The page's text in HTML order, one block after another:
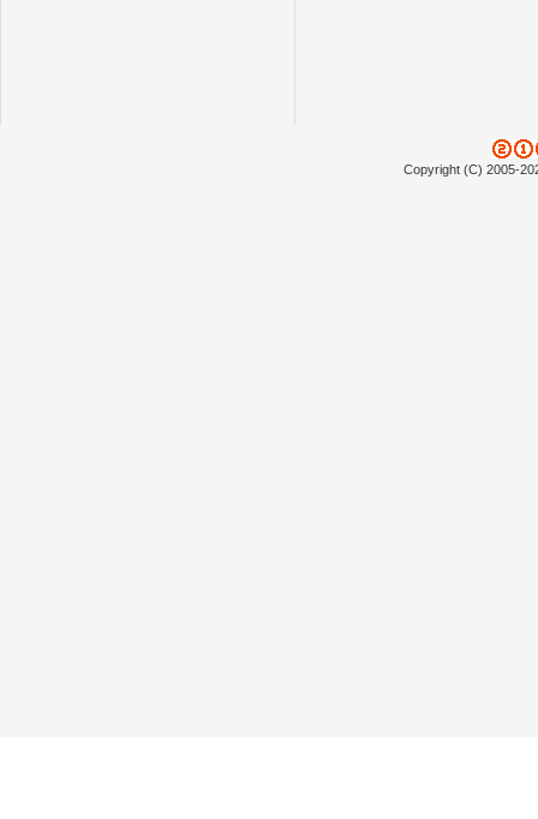
Copyright (C) 2005-